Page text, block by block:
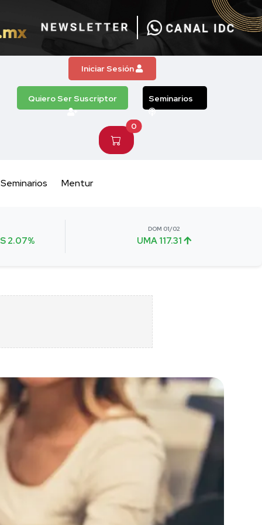
Iniciar Sesión
Quiero Ser Suscriptor Seminarios
0
Seminarios Mentur
2.07%
DOM 01/02
UMA 117.31